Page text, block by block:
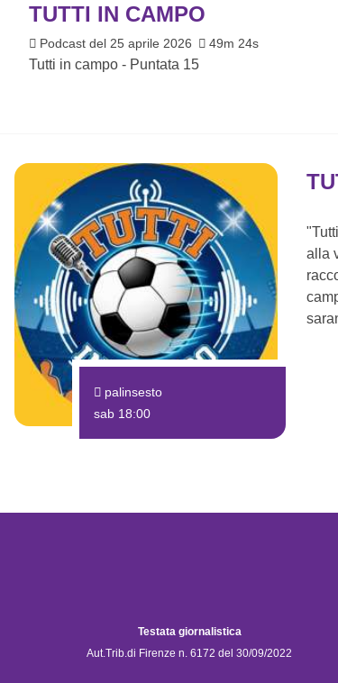
TUTTI IN CAMPO
Podcast del 25 aprile 2026 49m 24s
Tutti in campo - Puntata 15
palinsesto
sab 18:00
alla
Testata giornalistica
Aut.Trib.di Firenze n. 6172 del 30/09/2022